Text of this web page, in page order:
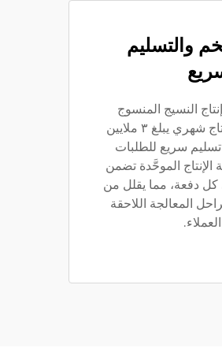
والتسليم
النسيج المنسوج
البسيط الناضجة وإنتاج شهري يبلغ ٣ ملايين
تسليم سريع للطلبات
الإنتاج الموحَّدة تضمن
كل دفعة، مما يقلل من
المعالجة اللاحقة